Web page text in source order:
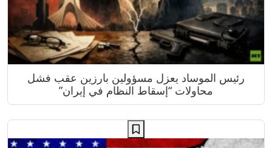
رئيس الموساد يعزل مسؤولين بارزين عقب فشل
محاولات “إسقاط النظام في إيران”